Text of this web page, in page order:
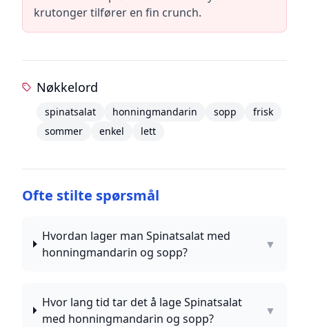
krutonger tilfører en fin crunch.
Nøkkelord
spinatsalat honningmandarin sopp
frisk
sommer
enkel lett
Ofte stilte spørsmål
Hvordan lager man Spinatsalat med
honningmandarin og sopp?
▼
Hvor lang tid tar det å lage Spinatsalat
med honningmandarin og sopp?
▼